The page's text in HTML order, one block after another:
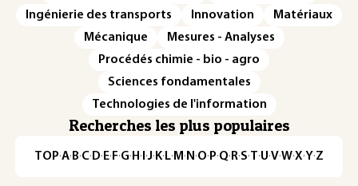
Ingénierie des transports
Innovation
Matériaux
Mécanique
Mesures - Analyses
Procédés chimie - bio - agro
Sciences fondamentales
Technologies de l'information
Recherches les plus populaires
TOP·A·B·C· D· E· F·G· H · ·J· K· L· M · N ·O· P·Q· R·S·T·U·V·W·X·Y·Z